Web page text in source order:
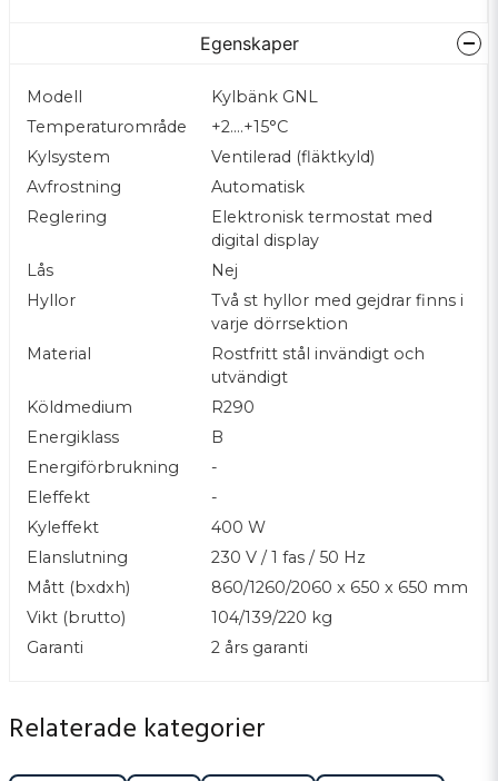
Under tillagningsytan finns kylda draglådor anpassade för
du behöver dem.
Det ger ett snabbt och logiskt arbetsflöde:
öppna lådan, ta ingrediensen, lägg på grillen – utan onödiga
steg eller avbrott.
material som tål både vardagens slitage och kraven på
fläktkyld
för jämn temperatur, och
kompressorenheten sitter i en
gör service enkel.
digital termostat, och tätlisterna är
magnetiska och enkla att byta.
GNL finns i fyra längder – 860, 1260, 1660 och 2060 mm
lådorssektioner
3-lådorssektioner
beroende på hur mycket förvaring och vilka kantinmått du
arbetar med.
Porkka GNL är bänken för dig som vill ha en
genomtänkt grillstation
där råvarorna ligger en armlängd bort och arbetet flyter i rätt
takt – dag efter dag.
Egenskaper
Modell
Kylbänk GNL
Temperaturområde
+2....+15°C
Kylsystem
Ventilerad (fläktkyld)
Avfrostning
Automatisk
Reglering
Elektronisk termostat med
digital display
Lås
Nej
Hyllor
Två st hyllor med gejdrar finns i
varje dörrsektion
Material
Rostfritt stål invändigt och
utvändigt
Köldmedium
R290
Energiklass
B
Energiförbrukning
-
Eleffekt
-
Kyleffekt
400 W
Elanslutning
230 V / 1 fas / 50 Hz
Mått (bxdxh)
860/1260/2060 x 650 x 650 mm
Vikt (brutto)
104/139/220 kg
Garanti
2 års garanti
Relaterade kategorier